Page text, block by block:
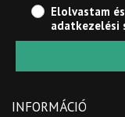
Elolvastam
adatkezelési
INFORMÁCIÓ